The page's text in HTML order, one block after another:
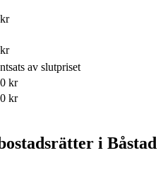
av slutpriset
kr
kr
i Båstad